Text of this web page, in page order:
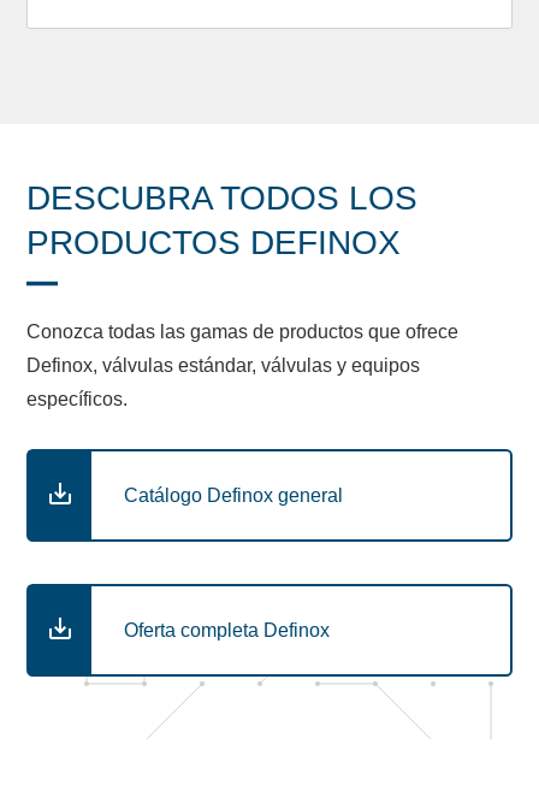
DESCUBRA TODOS LOS
PRODUCTOS DEFINOX
Conozca todas las gamas de productos que ofrece
Definox, válvulas estándar, válvulas y equipos
específicos.
Catálogo Definox general
Oferta completa Definox